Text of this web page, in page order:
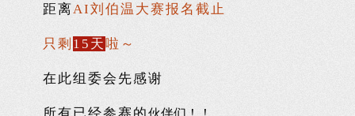
距离AI刘伯温大赛报名截止
只剩 15天啦～
在此组委会先感谢
所有已经参赛的伙伴们！！